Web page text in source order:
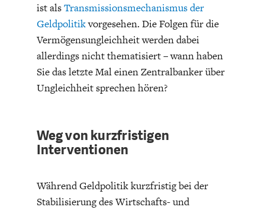
BGE-INFOGRAFIK
ist alsTransmissionsmechanismus der
Geldpolitikvorgesehen. Die Folgen für die
Vermögensungleichheit werden dabei
allerdings nicht thematisiert – wann haben
Sie das letzte Mal einen Zentralbanker über
Ungleichheit sprechen hören?
Weg von kurzfristigen
Interventionen
Während Geldpolitik kurzfristig bei der
Stabilisierung des Wirtschafts- und